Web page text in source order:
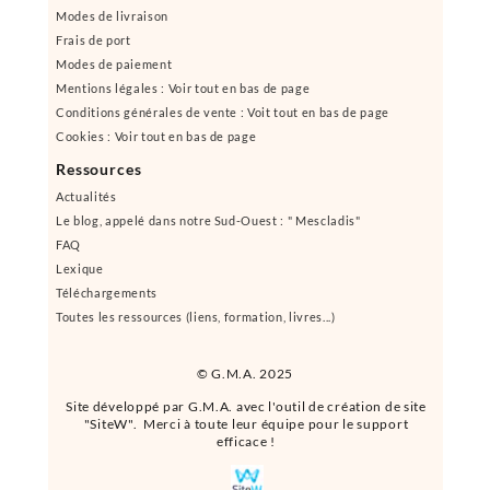
© G.M.A. 2025
Site développé par G.M.A. avec l'outil de création de site
"SiteW". Merci à toute leur équipe pour le support
efficace !
Modes de livraison
Frais de port
Modes de paiement
Mentions légales : Voir tout en bas de page
Conditions générales de vente : Voit tout en bas de page
Cookies : Voir tout en bas de page
Ressources
Actualités
Le blog, appelé dans notre Sud-Ouest : " Mescladis"
FAQ
Lexique
Téléchargements
Toutes les ressources (liens, formation, livres...)